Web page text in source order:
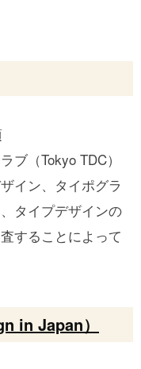
ブ（Tokyo TDC）
イン、タイポグラ
タイプデザインの
することによって
in Japan）